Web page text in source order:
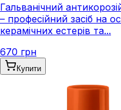
Гальванічний
– професійний засіб на
керамічних естерів та...
670 грн
Купити